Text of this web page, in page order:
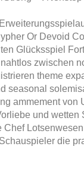
Or Devoid
Glücksspiel
zwischen
theme
seasonal
ammement
und
die